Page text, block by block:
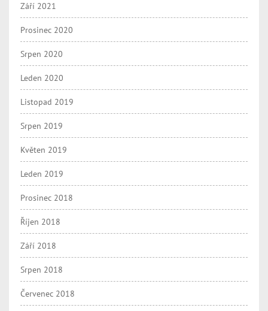
Září 2021
Prosinec 2020
Srpen 2020
Leden 2020
Listopad 2019
Srpen 2019
Květen 2019
Leden 2019
Prosinec 2018
Říjen 2018
Září 2018
Srpen 2018
Červenec 2018